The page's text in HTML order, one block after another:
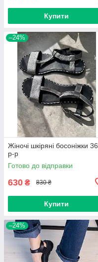
Купити
–24%
Жіночі шкіряні босоніжки 36
р-р
Готово до відправки
630 ₴ 830 ₴
Купити
–24%